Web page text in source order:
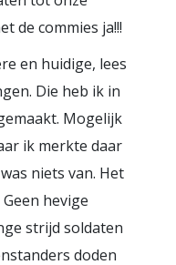
de commies ja!!!
en huidige, lees
Die heb ik in
Mogelijk
ik merkte daar
niets van. Het
hevige
strijd soldaten
doden